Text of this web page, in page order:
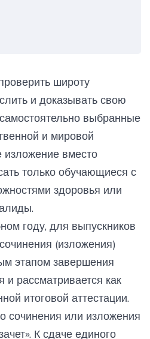
широту
и доказывать свою
выбранные
и мировой
изложение вместо
только обучающиеся с
здоровья или
году, для выпускников
(изложения)
этапом завершения
и рассматривается как
итоговой аттестации.
сочинения или изложения
К сдаче единого